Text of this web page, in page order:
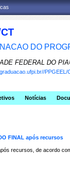
DO
FEDERAL DO
PPGEEL/
Notícias
FINAL após recursos
recursos, de acordo